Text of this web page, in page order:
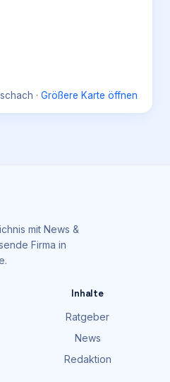
· Größere Karte öffnen
mit News &
Firma in
Inhalte
Ratgeber
News
Redaktion